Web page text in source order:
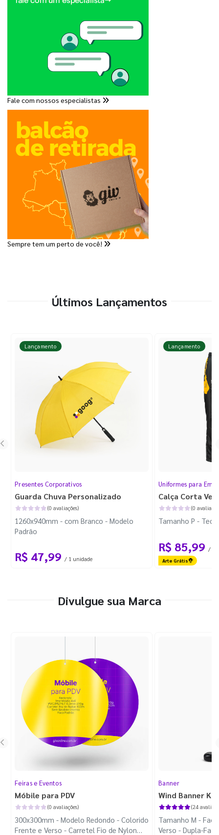
Fale com nossos especialistas
Sempre tem um perto de você!
Últimos Lançamentos
Lançamento
Presentes Corporativos
Guarda Chuva Personalizado
(0 avaliações)
1260x940mm - com Branco - Modelo
Padrão
R$ 47,99 / 1 unidade
Lançamento
Uniformes para
Calça Corta
(0
Tamanho P -
R$ 85,99 / 1
Arte Grátis
Divulgue sua Marca
Feiras e Eventos
Móbile para PDV
(0 avaliações)
300x300mm - Modelo Redondo - Colorido
Frente e Verso - Carretel Fio de Nylon
Banner
Wind Banner
(24
Tamanho M -
Verso - Dupla-